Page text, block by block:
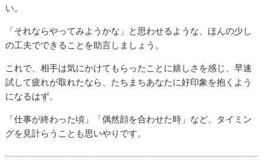
い。
「それならやってみようかな」と思わせるような、ほんの少し
の工夫でできることを助言しましょう。
これで、相手は気にかけてもらったことに嬉しさを感じ、早速
試して疲れが取れたなら、たちまちあなたに好印象を抱くよう
になるはず。
「仕事が終わった頃」「偶然顔を合わせた時」など、タイミン
グを見計らうことも思いやりです。